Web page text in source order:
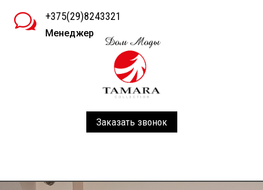
w +375(29)8243321
Менеджер
Заказать звонок